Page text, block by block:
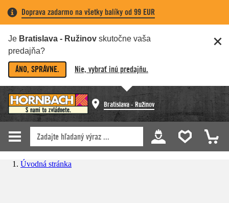
Doprava zadarmo na všetky balíky od 99 EUR
Je Bratislava - Ružinov skutočne vaša
predajňa?
ÁNO, SPRÁVNE. Nie, vybrať inú predajňu.
Bratislava - Ružinov
Úvodná stránka